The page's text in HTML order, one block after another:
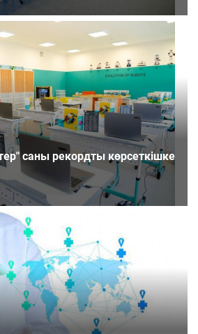
саны рекордты көрсеткішке